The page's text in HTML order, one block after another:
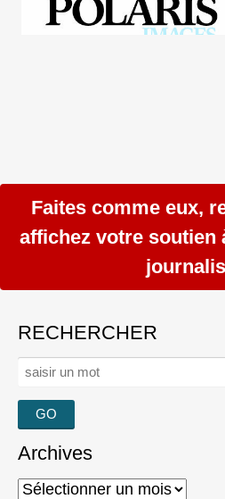
Faites comme eux,
affichez votre soutien
RECHERCHER
Rechercher :
Archives
Archives